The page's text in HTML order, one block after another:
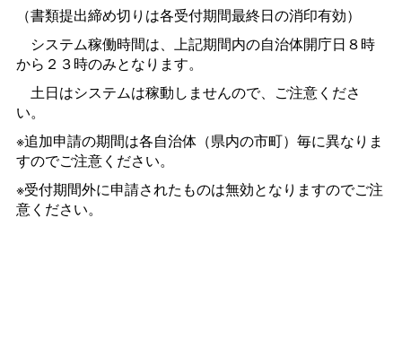
（書類提出締め切りは各受付期間最終日の消印有効）
システム稼働時間は、上記期間内の自治体開庁日８時
から２３時のみとなります。
土日はシステムは稼動しませんので、ご注意くださ
い。
※追加申請の期間は各自治体（県内の市町）毎に異なりま
すのでご注意ください。
※受付期間外に申請されたものは無効となりますのでご注
意ください。